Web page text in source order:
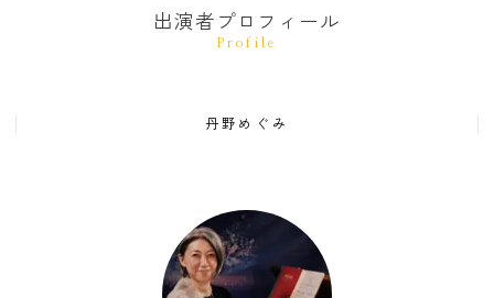
出演者プロフィール
Profile
丹野めぐみ